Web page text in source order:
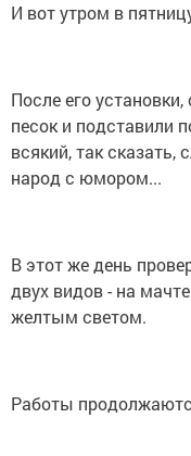
И вот утром в
После его
песок и подставили
всякий, так
народ с юмором...
В этот же день
двух видов - на
желтым светом.
Работы